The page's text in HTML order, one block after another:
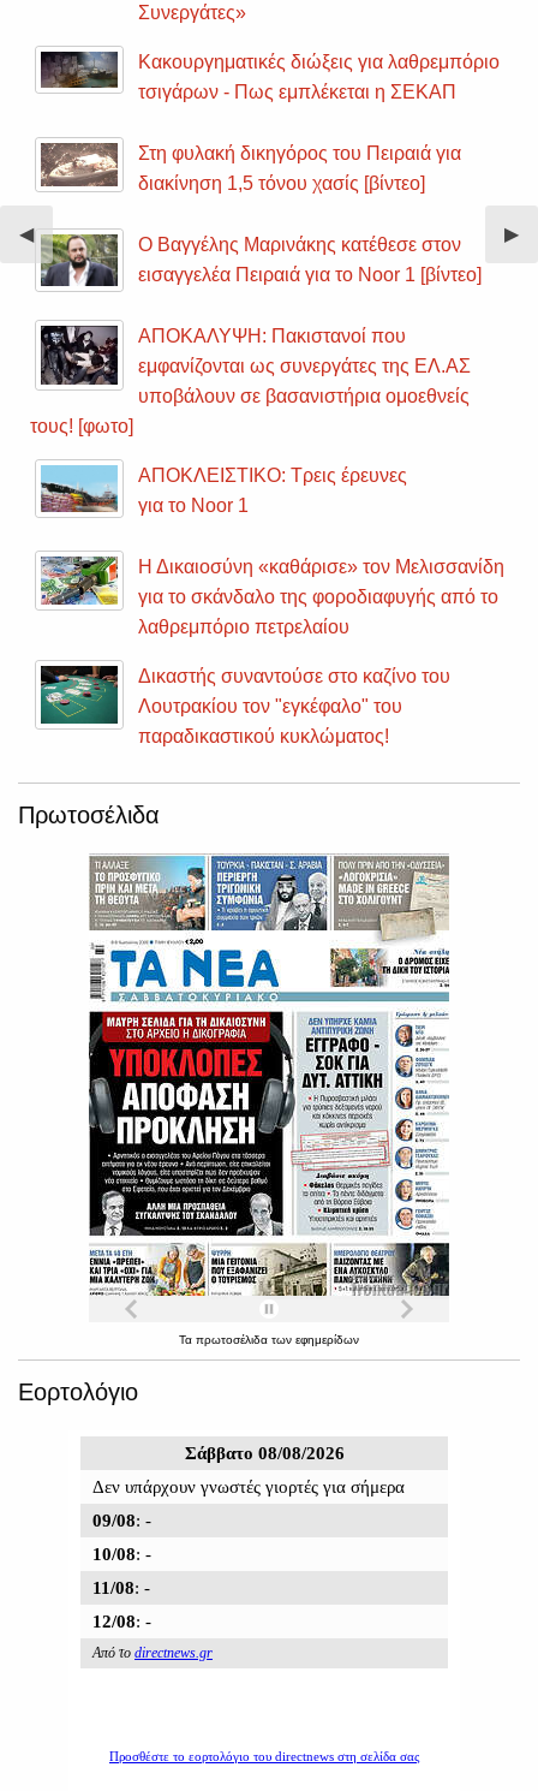
Previous
Slide
◀︎ ▶︎
Συνεργάτες»
Κακουργηματικές διώξεις για λαθρεμπόριο
τσιγάρων - Πως εμπλέκεται η ΣΕΚΑΠ
Στη φυλακή δικηγόρος του Πειραιά για
διακίνηση 1,5 τόνου χασίς [βίντεο]
Ο Βαγγέλης Μαρινάκης κατέθεσε στον
εισαγγελέα Πειραιά για το Noor 1 [βίντεο]
ΑΠΟΚΑΛΥΨΗ: Πακιστανοί που
εμφανίζονται ως συνεργάτες της ΕΛ.ΑΣ
υποβάλουν σε βασανιστήρια ομοεθνείς
τους! [φωτο]
ΑΠΟΚΛΕΙΣΤΙΚΟ: Τρεις έρευνες
για το Noor 1
Η Δικαιοσύνη «καθάρισε» τον Μελισσανίδη
για το σκάνδαλο της φοροδιαφυγής από το
λαθρεμπόριο πετρελαίου
Δικαστής συναντούσε στο καζίνο του
Λουτρακίου τον "εγκέφαλο" του
παραδικαστικού κυκλώματος!
Πρωτοσέλιδα
Τα πρωτοσέλιδα των εφημερίδων
Εορτολόγιο